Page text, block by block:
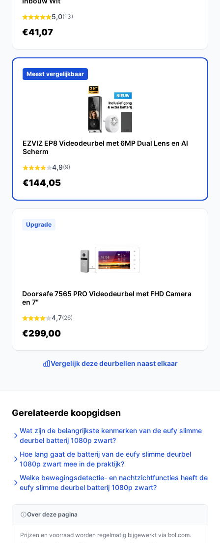
past bij jouw behoeften!
5,0(13)
€41,07
Meest vergelijkbaar
EZVIZ EP8 Videodeurbel met 6MP Dual Lens en AI
Scherm
4,9(9)
€144,05
Upgrade
Doorsafe 7565 PRO Videodeurbel met FHD Camera
en 7"
4,7(26)
€299,00
Vergelijk deze deurbellen naast elkaar
Gerelateerde koopgidsen
Wat zijn de belangrijkste kenmerken van de eufy slimme
deurbel batterij 1080p zwart?
Hoe lang gaat de batterij van de eufy slimme deurbel
1080p zwart mee in de praktijk?
Welke bewegingsdetectie- en nachtzichtfuncties heeft de
eufy slimme deurbel batterij 1080p zwart?
Over deze pagina
Prijzen en voorraad worden regelmatig bijgewerkt via bol.com.